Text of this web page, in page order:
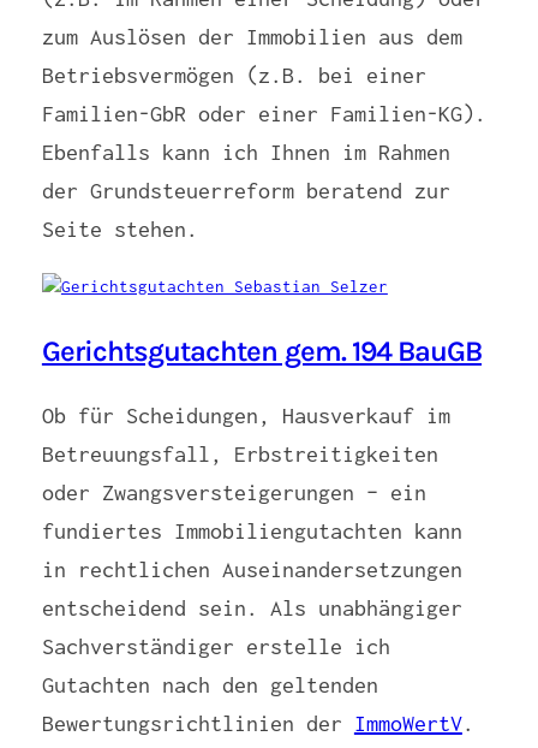
zum Auslösen der Immobilien aus dem
Betriebsvermögen (z.B. bei einer
Familien-GbR oder einer Familien-KG).
Ebenfalls kann ich Ihnen im Rahmen
der Grundsteuerreform beratend zur
Seite stehen.
Gerichtsgutachten gem. 194 BauGB
Ob für Scheidungen, Hausverkauf im
Betreuungsfall, Erbstreitigkeiten
oder Zwangsversteigerungen – ein
fundiertes Immobiliengutachten kann
in rechtlichen Auseinandersetzungen
entscheidend sein. Als unabhängiger
Sachverständiger erstelle ich
Gutachten nach den geltenden
Bewertungsrichtlinien der ImmoWertV.